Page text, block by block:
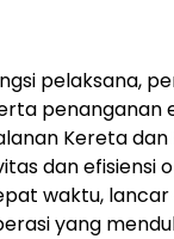
pelaksana,
penanganan
Kereta
dan efisiensi
waktu,
yang